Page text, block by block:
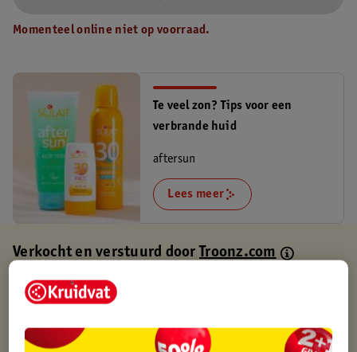
Momenteel online niet op voorraad.
Te veel zon? Tips voor een
verbrande huid
aftersun
Lees meer
Verkocht en verstuurd doorTroonz.com
Binnen 1 werkdag verstuurd
Gratis thuisbezorgd
Gratis punten met je Kruidvat kaart